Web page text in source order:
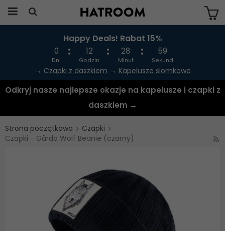
Produkten har blivit tillagd i varukorgen
Happy Deals! Rabat 15%
0
Dni
12
Godzin
28
Minut
59
Sekund
→ Czapki z daszkiem → Kapelusze slomkowe
Odkryj nasze najlepsze okazje na kapelusze i czapki z
daszkiem →
Strona początkowa
Czapki
Czapki - Gårda Wolf Beanie (czarny)